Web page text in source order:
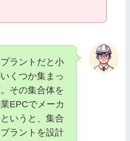
ラントだと小
くつか集まっ
その集合体を
EPCでメーカ
いうと、集合
ラントを設計